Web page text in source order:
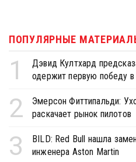
ПОПУЛЯРНЫЕ
1
Дэвид Култхард
одержит первую победу
2
Эмерсон Фиттипальди:
раскачает рынок пилотов
3
BILD: Red Bull нашла
инженера Aston Martin